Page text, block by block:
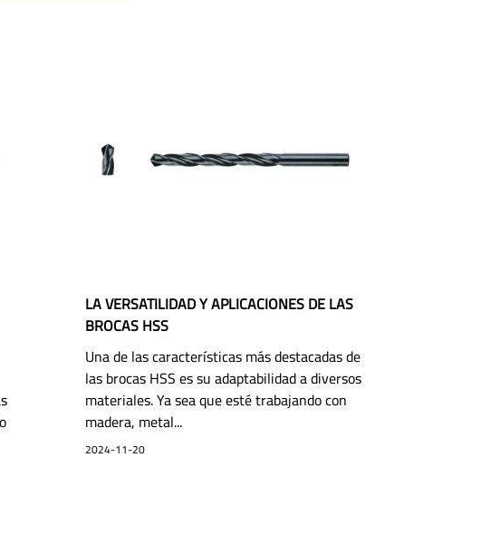
LA VERSATILIDAD Y APLICACIONES DE LAS
BROCAS HSS
Una de las características más destacadas de
las brocas HSS es su adaptabilidad a diversos
materiales. Ya sea que esté trabajando con
madera, metal...
2024-11-20